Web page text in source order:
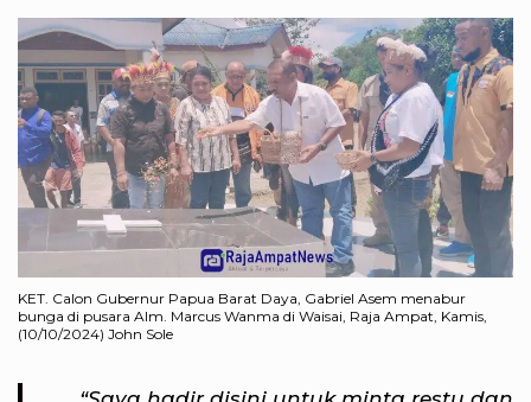
KET. Calon Gubernur Papua Barat Daya, Gabriel Asem menabur
bunga di pusara Alm. Marcus Wanma di Waisai, Raja Ampat, Kamis,
(10/10/2024) John Sole